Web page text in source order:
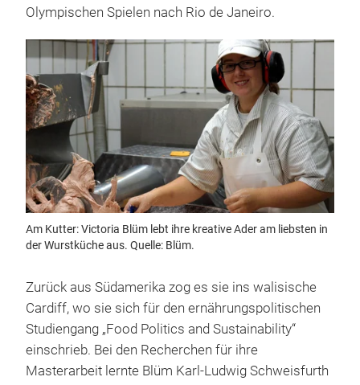
Olympischen Spielen nach Rio de Janeiro.
Am Kutter: Victoria Blüm lebt ihre kreative Ader am liebsten in
der Wurstküche aus. Quelle: Blüm.
Zurück aus Südamerika zog es sie ins walisische
Cardiff, wo sie sich für den ernährungspolitischen
Studiengang „Food Politics and Sustainability“
einschrieb. Bei den Recherchen für ihre
Masterarbeit lernte Blüm Karl-Ludwig Schweisfurth